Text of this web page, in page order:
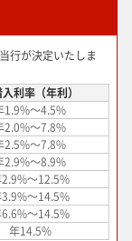
行が決定いたしま
利率（年利）
1.9%～4.5%
2.0%～7.8%
2.5%～7.8%
2.9%～8.9%
～12.5%
～14.5%
～14.5%
年14.5%